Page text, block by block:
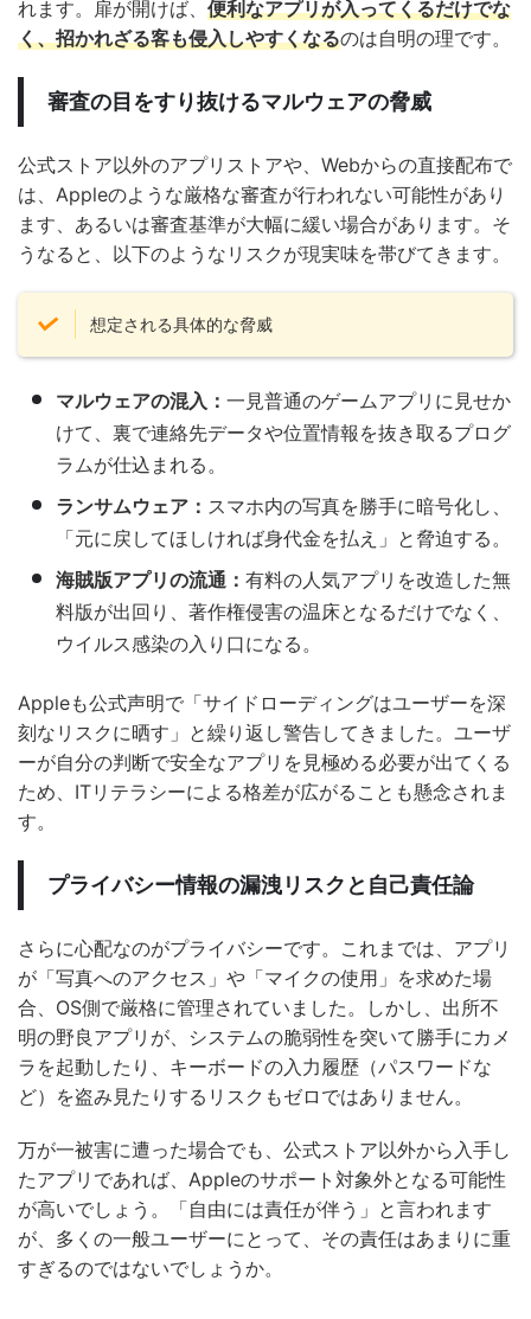
れます。扉が開けば、 便利なアプリが入ってくるだけでな
く、招かれざる客も侵入しやすくなるのは自明の理です。
審査の目をすり抜けるマルウェアの脅威
公式ストア以外のアプリストアや、Webからの直接配布で
は、Appleのような厳格な審査が行われない可能性があり
ます、あるいは審査基準が大幅に緩い場合があります。そ
うなると、以下のようなリスクが現実味を帯びてきます。
想定される具体的な脅威
マルウェアの混入： 一見普通のゲームアプリに見せか
けて、裏で連絡先データや位置情報を抜き取るプログ
ラムが仕込まれる。
ランサムウェア： スマホ内の写真を勝手に暗号化し、
「元に戻してほしければ身代金を払え」と脅迫する。
海賊版アプリの流通： 有料の人気アプリを改造した無
料版が出回り、著作権侵害の温床となるだけでなく、
ウイルス感染の入り口になる。
Appleも公式声明で「サイドローディングはユーザーを深
刻なリスクに晒す」と繰り返し警告してきました。ユーザ
ーが自分の判断で安全なアプリを見極める必要が出てくる
ため、ITリテラシーによる格差が広がることも懸念されま
す。
プライバシー情報の漏洩リスクと自己責任論
さらに心配なのがプライバシーです。これまでは、アプリ
が「写真へのアクセス」や「マイクの使用」を求めた場
合、OS側で厳格に管理されていました。しかし、出所不
明の野良アプリが、システムの脆弱性を突いて勝手にカメ
ラを起動したり、キーボードの入力履歴（パスワードな
ど）を盗み見たりするリスクもゼロではありません。
万が一被害に遭った場合でも、公式ストア以外から入手し
たアプリであれば、Appleのサポート対象外となる可能性
が高いでしょう。「自由には責任が伴う」と言われます
が、多くの一般ユーザーにとって、その責任はあまりに重
すぎるのではないでしょうか。